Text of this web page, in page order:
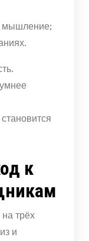
мышление;
к
трёх
и